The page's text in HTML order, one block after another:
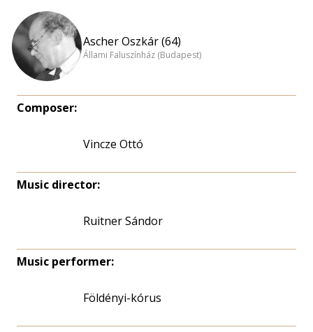
Ascher Oszkár (64)
Állami Faluszínház (Budapest)
Composer:
Vincze Ottó
Music director:
Ruitner Sándor
Music performer:
Földényi-kórus